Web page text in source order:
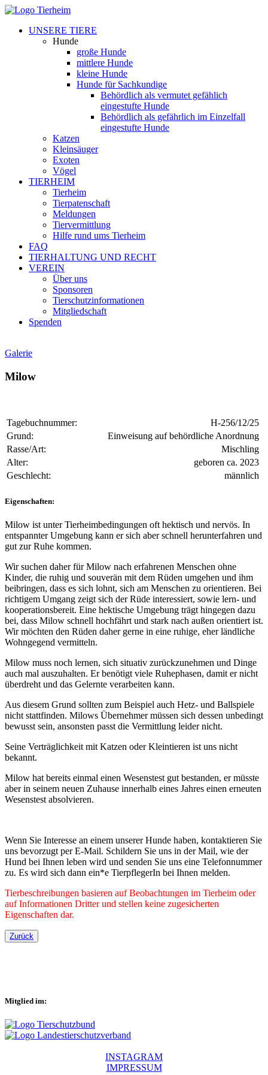
UNSERE TIERE
Hunde
große Hunde
mittlere Hunde
kleine Hunde
Hunde für Sachkundige
Behördlich als vermutet gefählich
eingestufte Hunde
Behördlich als gefährlich im Einzelfall
eingestufte Hunde
Katzen
Kleinsäuger
Exoten
Vögel
TIERHEIM
Tierheim
Tierpatenschaft
Meldungen
Tiervermittlung
Hilfe rund ums Tierheim
FAQ
TIERHALTUNG UND RECHT
VEREIN
Über uns
Sponsoren
Tierschutzinformationen
Mitgliedschaft
Spenden
Galerie
Milow
Tagebuchnummer:
H-256/12/25
Grund:
Einweisung auf behördliche Anordnung
Rasse/Art:
Mischling
Alter:
geboren ca. 2023
Geschlecht:
männlich
Eigenschaften:
Milow ist unter Tierheimbedingungen oft hektisch und nervös. In
entspannter Umgebung kann er sich aber schnell herunterfahren und
gut zur Ruhe kommen.
Wir suchen daher für Milow nach erfahrenen Menschen ohne
Kinder, die ruhig und souverän mit dem Rüden umgehen und ihm
beibringen, dass es sich lohnt, sich am Menschen zu orientieren. Bei
richtigem Umgang zeigt sich der Rüde interessiert, sowie lern- und
kooperationsbereit. Eine hektische Umgebung trägt hingegen dazu
bei, dass Milow schnell hochfährt und stark nach außen orientiert ist.
Wir möchten den Rüden daher gerne in eine ruhige, eher ländliche
Wohngegend vermitteln.
Milow muss noch lernen, sich situativ zurückzunehmen und Dinge
auch mal auszuhalten. Er benötigt viele Ruhephasen, damit er nicht
überdreht und das Gelernte verarbeiten kann.
Aus diesem Grund sollten zum Beispiel auch Hetz- und Ballspiele
nicht stattfinden. Milows Übernehmer müssen sich dessen unbedingt
bewusst sein, ansonsten passt die Vermittlung leider nicht.
Seine Verträglichkeit mit Katzen oder Kleintieren ist uns nicht
bekannt.
Milow hat bereits einmal einen Wesenstest gut bestanden, er müsste
aber in seinem neuen Zuhause innerhalb eines Jahres einen erneuten
Wesenstest absolvieren.
Wenn Sie Interesse an einem unserer Hunde haben, kontaktieren Sie
uns bevorzugt per E-Mail. Schildern Sie uns in der Mail, wie der
Hund bei Ihnen leben wird und senden Sie uns eine Telefonnummer
zu. Es wird sich dann ein*e TierpflegerIn bei Ihnen melden.
Tierbeschreibungen basieren auf Beobachtungen im Tierheim oder
auf Informationen Dritter und stellen keine zugesicherten
Eigenschaften dar.
Zurück
Mitglied im:
INSTAGRAM
IMPRESSUM